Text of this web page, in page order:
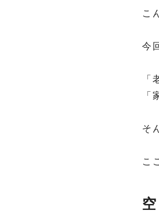
こ
今
「
「
そ
こ